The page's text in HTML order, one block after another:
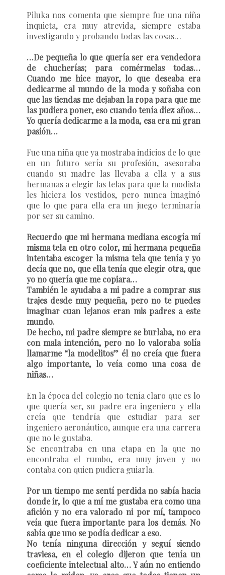
Piluka nos comenta que siempre fue una niña
inquieta, era muy atrevida, siempre estaba
investigando y probando todas las cosas…
…De pequeña lo que quería ser era vendedora
de chucherías; para comérmelas todas…
Cuando me hice mayor, lo que deseaba era
dedicarme al mundo de la moda y soñaba con
que las tiendas me dejaban la ropa para que me
las pudiera poner, eso cuando tenía diez años…
Yo quería dedicarme a la moda, esa era mi gran
pasión…
Fue una niña que ya mostraba indicios de lo que
en un futuro sería su profesión, asesoraba
cuando su madre las llevaba a ella y a sus
hermanas a elegir las telas para que la modista
les hiciera los vestidos, pero nunca imaginó
que lo que para ella era un juego terminaría
por ser su camino.
Recuerdo que mi hermana mediana escogía mí
misma tela en otro color, mi hermana pequeña
intentaba escoger la misma tela que tenía y yo
decía que no, que ella tenía que elegir otra, que
yo no quería que me copiara…
También le ayudaba a mi padre a comprar sus
trajes desde muy pequeña, pero no te puedes
imaginar cuan lejanos eran mis padres a este
mundo.
De hecho, mi padre siempre se burlaba, no era
con mala intención, pero no lo valoraba solía
llamarme “la modelitos” él no creía que fuera
algo importante, lo veía como una cosa de
niñas…
En la época del colegio no tenía claro que es lo
que quería ser, su padre era ingeniero y ella
creía que tendría que estudiar para ser
ingeniero aeronáutico, aunque era una carrera
que no le gustaba.
Se encontraba en una etapa en la que no
encontraba el rumbo, era muy joven y no
contaba con quien pudiera guiarla.
Por un tiempo me sentí perdida no sabía hacia
donde ir, lo que a mí me gustaba era como una
afición y no era valorado ni por mí, tampoco
veía que fuera importante para los demás. No
sabía que uno se podía dedicar a eso.
No tenía ninguna dirección y seguí siendo
traviesa, en el colegio dijeron que tenía un
coeficiente intelectual alto… Y aún no entiendo